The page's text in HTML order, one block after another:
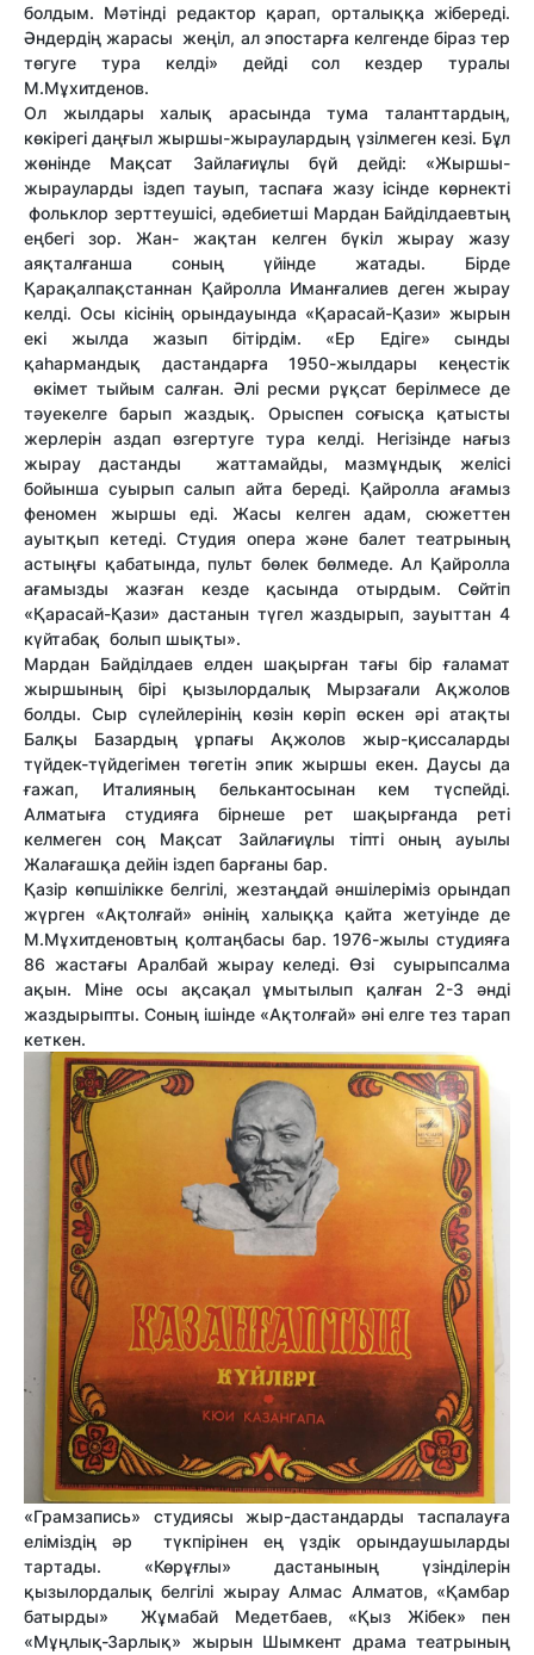
болдым. Мәтінді редактор қарап, орталыққа жібереді.
Әндердің жарасы жеңіл, ал эпостарға келгенде біраз тер
төгуге тура келді» дейді сол кездер туралы
М.Мұхитденов.
Ол жылдары халық арасында тума таланттардың,
көкірегі даңғыл жыршы-жыраулардың үзілмеген кезі. Бұл
жөнінде Мақсат Зайлағиұлы бүй дейді: «Жыршы-
жырауларды іздеп тауып, таспаға жазу ісінде көрнекті
фольклор зерттеушісі, әдебиетші Мардан Байділдаевтың
еңбегі зор. Жан- жақтан келген бүкіл жырау жазу
аяқталғанша соның үйінде жатады. Бірде
Қарақалпақстаннан Қайролла Иманғалиев деген жырау
келді. Осы кісінің орындауында «Қарасай-Қази» жырын
екі жылда жазып бітірдім. «Ер Едіге» сынды
қаһармандық дастандарға 1950-жылдары кеңестік
өкімет тыйым салған. Әлі ресми рұқсат берілмесе де
тәуекелге барып жаздық. Орыспен соғысқа қатысты
жерлерін аздап өзгертуге тура келді. Негізінде нағыз
жырау дастанды жаттамайды, мазмұндық желісі
бойынша суырып салып айта береді. Қайролла ағамыз
феномен жыршы еді. Жасы келген адам, сюжеттен
ауытқып кетеді. Студия опера және балет театрының
астыңғы қабатында, пульт бөлек бөлмеде. Ал Қайролла
ағамызды жазған кезде қасында отырдым. Сөйтіп
«Қарасай-Қази» дастанын түгел жаздырып, зауыттан 4
күйтабақ болып шықты».
Мардан Байділдаев елден шақырған тағы бір ғаламат
жыршының бірі қызылордалық Мырзағали Ақжолов
болды. Сыр сүлейлерінің көзін көріп өскен әрі атақты
Балқы Базардың ұрпағы Ақжолов жыр-қиссаларды
түйдек-түйдегімен төгетін эпик жыршы екен. Даусы да
ғажап, Италияның белькантосынан кем түспейді.
Алматыға студияға бірнеше рет шақырғанда реті
келмеген соң Мақсат Зайлағиұлы тіпті оның ауылы
Жалағашқа дейін іздеп барғаны бар.
Қазір көпшілікке белгілі, жезтаңдай әншілеріміз орындап
жүрген «Ақтолғай» әнінің халыққа қайта жетуінде де
М.Мұхитденовтың қолтаңбасы бар. 1976-жылы студияға
86 жастағы Аралбай жырау келеді. Өзі суырыпсалма
ақын. Міне осы ақсақал ұмытылып қалған 2-3 әнді
жаздырыпты. Соның ішінде «Ақтолғай» әні елге тез тарап
кеткен.
«Грамзапись» студиясы жыр-дастандарды таспалауға
еліміздің әр түкпірінен ең үздік орындаушыларды
тартады. «Көрұғлы» дастанының үзінділерін
қызылордалық белгілі жырау Алмас Алматов, «Қамбар
батырды» Жұмабай Медетбаев, «Қыз Жібек» пен
«Мұңлық-Зарлық» жырын Шымкент драма театрының